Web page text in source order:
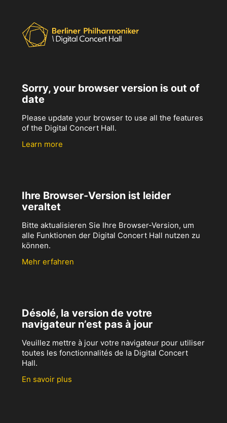
Sorry, your browser version is out of
date
Please update your browser to use all the features
of the Digital Concert Hall.
Learn more
Ihre Browser-Version ist leider
veraltet
Bitte aktualisieren Sie Ihre Browser-Version, um
alle Funktionen der Digital Concert Hall nutzen zu
können.
Mehr erfahren
Désolé, la version de votre
navigateur n’est pas à jour
Veuillez mettre à jour votre navigateur pour utiliser
toutes les fonctionnalités de la Digital Concert
Hall.
En savoir plus